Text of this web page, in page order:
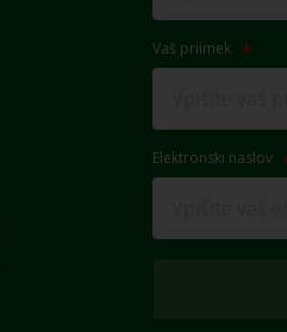
Vaš priimek
Elektronski naslov